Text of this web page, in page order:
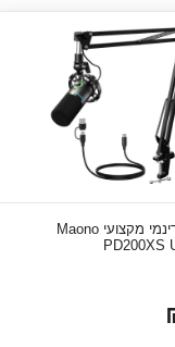
מיקרופון דינמי מקצועי Maono
PD200XS